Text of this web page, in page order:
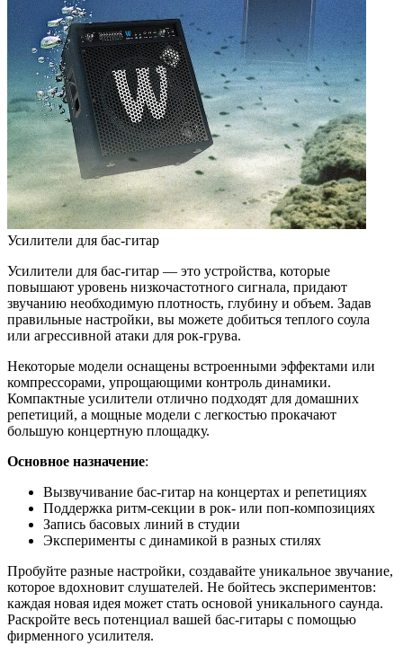
Усилители для бас-гитар
Усилители для бас-гитар — это устройства, которые
повышают уровень низкочастотного сигнала, придают
звучанию необходимую плотность, глубину и объем. Задав
правильные настройки, вы можете добиться теплого соула
или агрессивной атаки для рок-грува.
Некоторые модели оснащены встроенными эффектами или
компрессорами, упрощающими контроль динамики.
Компактные усилители отлично подходят для домашних
репетиций, а мощные модели с легкостью прокачают
большую концертную площадку.
Основное назначение:
Вызвучивание бас-гитар на концертах и репетициях
Поддержка ритм-секции в рок- или поп-композициях
Запись басовых линий в студии
Эксперименты с динамикой в разных стилях
Пробуйте разные настройки, создавайте уникальное звучание,
которое вдохновит слушателей. Не бойтесь экспериментов:
каждая новая идея может стать основой уникального саунда.
Раскройте весь потенциал вашей бас-гитары с помощью
фирменного усилителя.